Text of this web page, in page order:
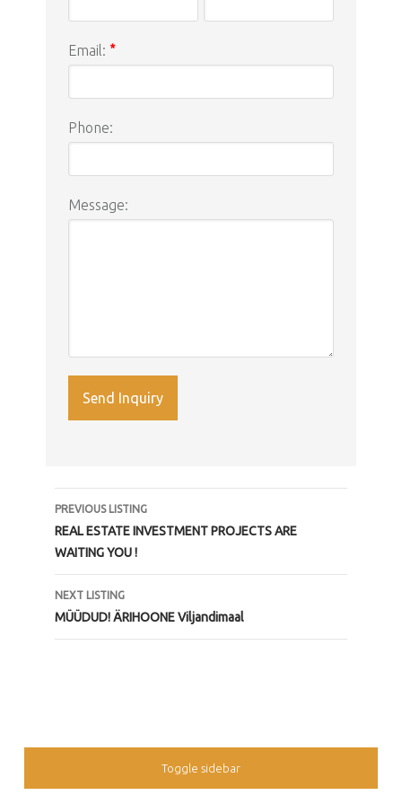
Email: *
Phone:
Message:
LISTING NAVIGATION
PREVIOUS LISTING
REAL ESTATE INVESTMENT PROJECTS ARE
WAITING YOU !
NEXT LISTING
MÜÜDUD! ÄRIHOONE Viljandimaal
SIDEBAR
Toggle sidebar